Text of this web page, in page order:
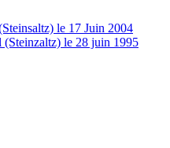
le 17 Juin 2004
le 28 juin 1995